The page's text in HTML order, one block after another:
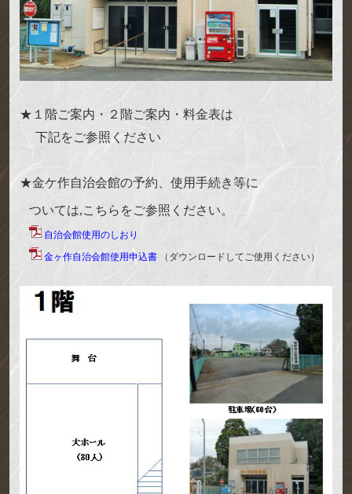
★１階ご案内・２階ご案内・料金表は
下記をご参照ください
★金ケ作自治会館の予約、使用手続き等に
ついては,こちらをご参照ください。
自治会館使用のしおり
金ヶ作自治会館使用申込書 （ダウンロードしてご使用ください）